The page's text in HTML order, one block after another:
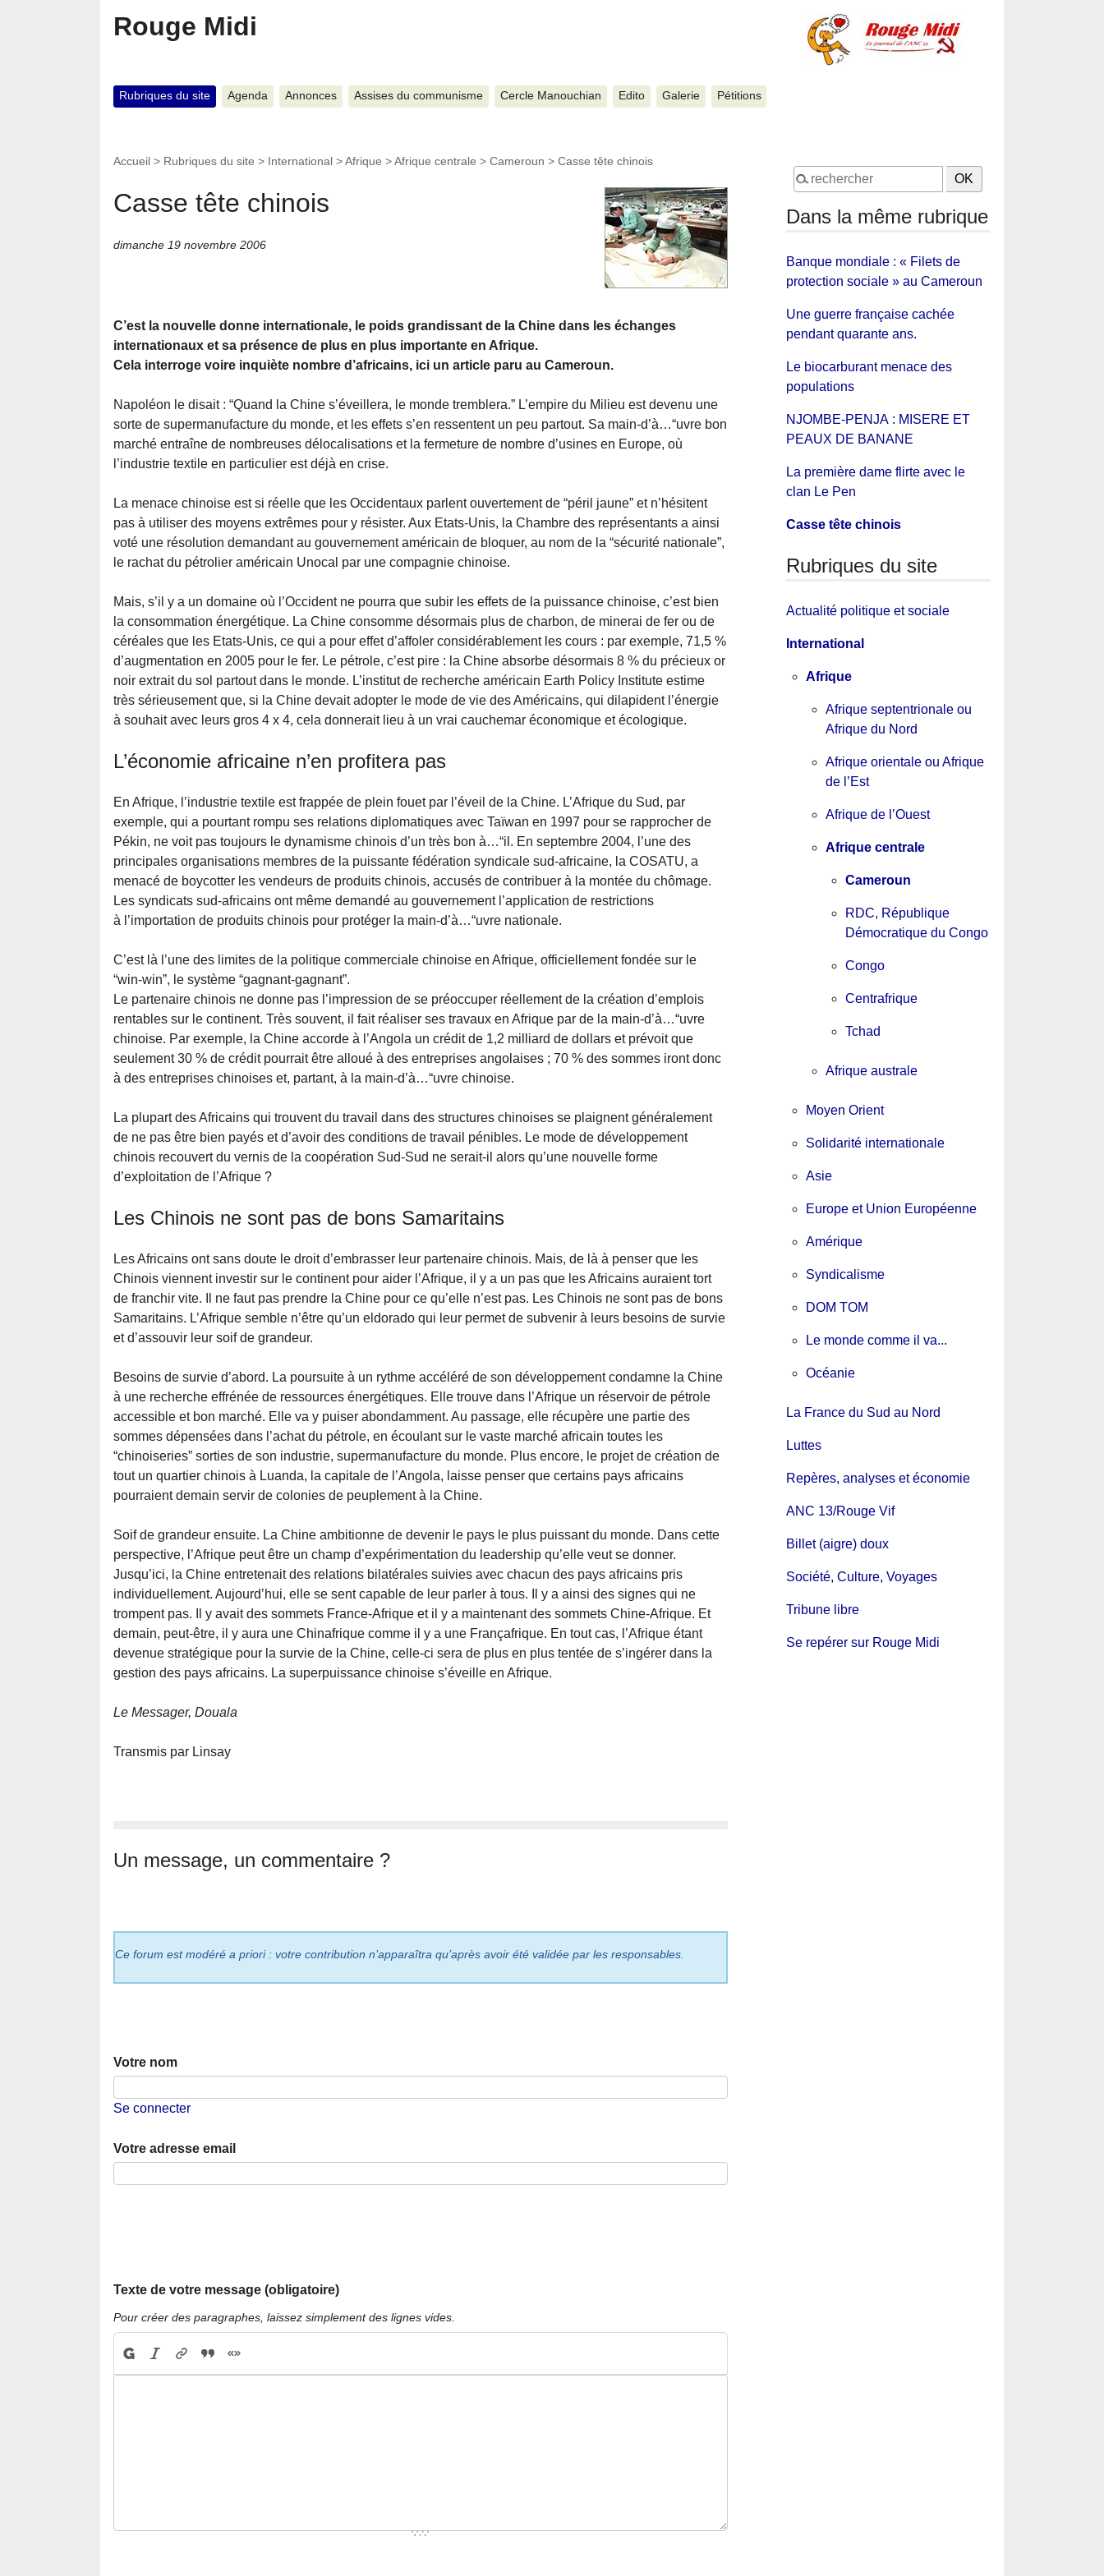
Rouge Midi
Rubriques du site Agenda Annonces Assises du communisme Cercle Manouchian Edito Galerie Pétitions
Accueil > Rubriques du site > International >Afrique >Afrique centrale > Cameroun > Casse tête chinois
Casse tête chinois
dimanche 19 novembre 2006
C’est la nouvelle donne internationale, le poids grandissant de la Chine dans les échanges
internationaux et sa présence de plus en plus importante en Afrique.
Cela interroge voire inquiète nombre d’africains, ici un article paru au Cameroun.
Napoléon le disait : “Quand la Chine s’éveillera, le monde tremblera.” L’empire du Milieu est devenu une
sorte de supermanufacture du monde, et les effets s’en ressentent un peu partout. Sa main-d’à…“uvre bon
marché entraîne de nombreuses délocalisations et la fermeture de nombre d’usines en Europe, où
l’industrie textile en particulier est déjà en crise.
La menace chinoise est si réelle que les Occidentaux parlent ouvertement de “péril jaune” et n’hésitent
pas à utiliser des moyens extrêmes pour y résister. Aux Etats-Unis, la Chambre des représentants a ainsi
voté une résolution demandant au gouvernement américain de bloquer, au nom de la “sécurité nationale”,
le rachat du pétrolier américain Unocal par une compagnie chinoise.
Mais, s’il y a un domaine où l’Occident ne pourra que subir les effets de la puissance chinoise, c’est bien
la consommation énergétique. La Chine consomme désormais plus de charbon, de minerai de fer ou de
céréales que les Etats-Unis, ce qui a pour effet d’affoler considérablement les cours : par exemple, 71,5 %
d’augmentation en 2005 pour le fer. Le pétrole, c’est pire : la Chine absorbe désormais 8 % du précieux or
noir extrait du sol partout dans le monde. L’institut de recherche américain Earth Policy Institute estime
très sérieusement que, si la Chine devait adopter le mode de vie des Américains, qui dilapident l’énergie
à souhait avec leurs gros 4 x 4, cela donnerait lieu à un vrai cauchemar économique et écologique.
L’économie africaine n’en profitera pas
En Afrique, l’industrie textile est frappée de plein fouet par l’éveil de la Chine. L’Afrique du Sud, par
exemple, qui a pourtant rompu ses relations diplomatiques avec Taïwan en 1997 pour se rapprocher de
Pékin, ne voit pas toujours le dynamisme chinois d’un très bon à…“il. En septembre 2004, l’une des
principales organisations membres de la puissante fédération syndicale sud-africaine, la COSATU, a
menacé de boycotter les vendeurs de produits chinois, accusés de contribuer à la montée du chômage.
Les syndicats sud-africains ont même demandé au gouvernement l’application de restrictions
à l’importation de produits chinois pour protéger la main-d’à…“uvre nationale.
C’est là l’une des limites de la politique commerciale chinoise en Afrique, officiellement fondée sur le
“win-win”, le système “gagnant-gagnant”.
Le partenaire chinois ne donne pas l’impression de se préoccuper réellement de la création d’emplois
rentables sur le continent. Très souvent, il fait réaliser ses travaux en Afrique par de la main-d’à…“uvre
chinoise. Par exemple, la Chine accorde à l’Angola un crédit de 1,2 milliard de dollars et prévoit que
seulement 30 % de crédit pourrait être alloué à des entreprises angolaises ; 70 % des sommes iront donc
à des entreprises chinoises et, partant, à la main-d’à…“uvre chinoise.
La plupart des Africains qui trouvent du travail dans des structures chinoises se plaignent généralement
de ne pas être bien payés et d’avoir des conditions de travail pénibles. Le mode de développement
chinois recouvert du vernis de la coopération Sud-Sud ne serait-il alors qu’une nouvelle forme
d’exploitation de l’Afrique ?
Les Chinois ne sont pas de bons Samaritains
Les Africains ont sans doute le droit d’embrasser leur partenaire chinois. Mais, de là à penser que les
Chinois viennent investir sur le continent pour aider l’Afrique, il y a un pas que les Africains auraient tort
de franchir vite. Il ne faut pas prendre la Chine pour ce qu’elle n’est pas. Les Chinois ne sont pas de bons
Samaritains. L’Afrique semble n’être qu’un eldorado qui leur permet de subvenir à leurs besoins de survie
et d’assouvir leur soif de grandeur.
Besoins de survie d’abord. La poursuite à un rythme accéléré de son développement condamne la Chine
à une recherche effrénée de ressources énergétiques. Elle trouve dans l’Afrique un réservoir de pétrole
accessible et bon marché. Elle va y puiser abondamment. Au passage, elle récupère une partie des
sommes dépensées dans l’achat du pétrole, en écoulant sur le vaste marché africain toutes les
“chinoiseries” sorties de son industrie, supermanufacture du monde. Plus encore, le projet de création de
tout un quartier chinois à Luanda, la capitale de l’Angola, laisse penser que certains pays africains
pourraient demain servir de colonies de peuplement à la Chine.
Soif de grandeur ensuite. La Chine ambitionne de devenir le pays le plus puissant du monde. Dans cette
perspective, l’Afrique peut être un champ d’expérimentation du leadership qu’elle veut se donner.
Jusqu’ici, la Chine entretenait des relations bilatérales suivies avec chacun des pays africains pris
individuellement. Aujourd’hui, elle se sent capable de leur parler à tous. Il y a ainsi des signes qui ne
trompent pas. Il y avait des sommets France-Afrique et il y a maintenant des sommets Chine-Afrique. Et
demain, peut-être, il y aura une Chinafrique comme il y a une Françafrique. En tout cas, l’Afrique étant
devenue stratégique pour la survie de la Chine, celle-ci sera de plus en plus tentée de s’ingérer dans la
gestion des pays africains. La superpuissance chinoise s’éveille en Afrique.
Le Messager, Douala
Transmis par Linsay
Un message, un commentaire ?
Ce forum est modéré a priori : votre contribution n’apparaîtra qu’après avoir été validée par les responsables.
Votre nom
Se connecter
Votre adresse email
Texte de votre message (obligatoire)
Pour créer des paragraphes, laissez simplement des lignes vides.
Dans la même rubrique
Banque mondiale : « Filets de
protection sociale » au Cameroun
Une guerre française cachée
pendant quarante ans.
Le biocarburant menace des
populations
NJOMBE-PENJA : MISERE ET
PEAUX DE BANANE
La première dame flirte avec le
clan Le Pen
Casse tête chinois
Rubriques du site
Actualité politique et sociale
International
Afrique
Afrique septentrionale ou
Afrique du Nord
Afrique orientale ou Afrique
de l’Est
Afrique de l’Ouest
Afrique centrale
Cameroun
RDC, République
Démocratique du Congo
Congo
Centrafrique
Tchad
Afrique australe
Moyen Orient
Solidarité internationale
Asie
Europe et Union Européenne
Amérique
Syndicalisme
DOM TOM
Le monde comme il va...
Océanie
La France du Sud au Nord
Luttes
Repères, analyses et économie
ANC 13/Rouge Vif
Billet (aigre) doux
Société, Culture, Voyages
Tribune libre
Se repérer sur Rouge Midi